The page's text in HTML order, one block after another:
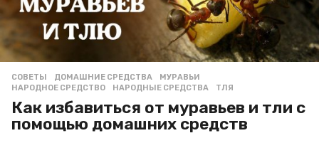
СОВЕТЫ ДОМАШНИЕ СРЕДСТВА ,МУРАВЬИ
НАРОДНОЕ СРЕДСТВО
,НАРОДНЫЕ СРЕДСТВА ,ТЛЯ
Как избавиться от муравьев и тли с
помощью домашних средств